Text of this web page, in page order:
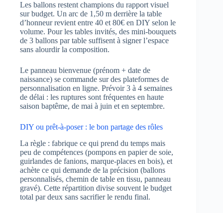
Les ballons restent champions du rapport visuel
sur budget. Un arc de 1,50 m derrière la table
d’honneur revient entre 40 et 80€ en DIY selon le
volume. Pour les tables invités, des mini-bouquets
de 3 ballons par table suffisent à signer l’espace
sans alourdir la composition.
Le panneau bienvenue (prénom + date de
naissance) se commande sur des plateformes de
personnalisation en ligne. Prévoir 3 à 4 semaines
de délai : les ruptures sont fréquentes en haute
saison baptême, de mai à juin et en septembre.
DIY ou prêt-à-poser : le bon partage des rôles
La règle : fabrique ce qui prend du temps mais
peu de compétences (pompons en papier de soie,
guirlandes de fanions, marque-places en bois), et
achète ce qui demande de la précision (ballons
personnalisés, chemin de table en tissu, panneau
gravé). Cette répartition divise souvent le budget
total par deux sans sacrifier le rendu final.